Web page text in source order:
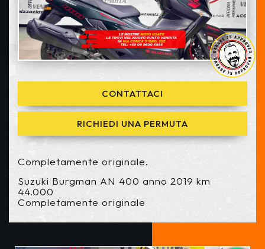
CONTATTACI
RICHIEDI UNA PERMUTA
Completamente originale.
Suzuki Burgman AN 400 anno 2019 km
44.000
Completamente originale